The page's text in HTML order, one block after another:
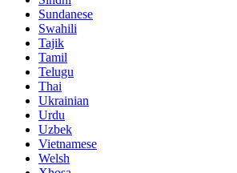
Sundanese
Swahili
Tajik
Tamil
Telugu
Thai
Ukrainian
Urdu
Uzbek
Vietnamese
Welsh